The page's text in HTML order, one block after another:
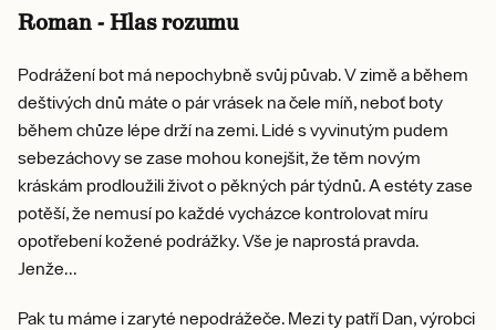
Roman - Hlas rozumu
Podrážení bot má nepochybně svůj půvab. V zimě a během
deštivých dnů máte o pár vrásek na čele míň, neboť boty
během chůze lépe drží na zemi. Lidé s vyvinutým pudem
sebezáchovy se zase mohou konejšit, že těm novým
kráskám prodloužili život o pěkných pár týdnů. A estéty zase
potěší, že nemusí po každé vycházce kontrolovat míru
opotřebení kožené podrážky. Vše je naprostá pravda.
Jenže...
Pak tu máme i zaryté nepodrážeče. Mezi ty patří Dan, výrobci